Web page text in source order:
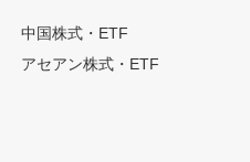
中国株式・ETF
アセアン株式・ETF